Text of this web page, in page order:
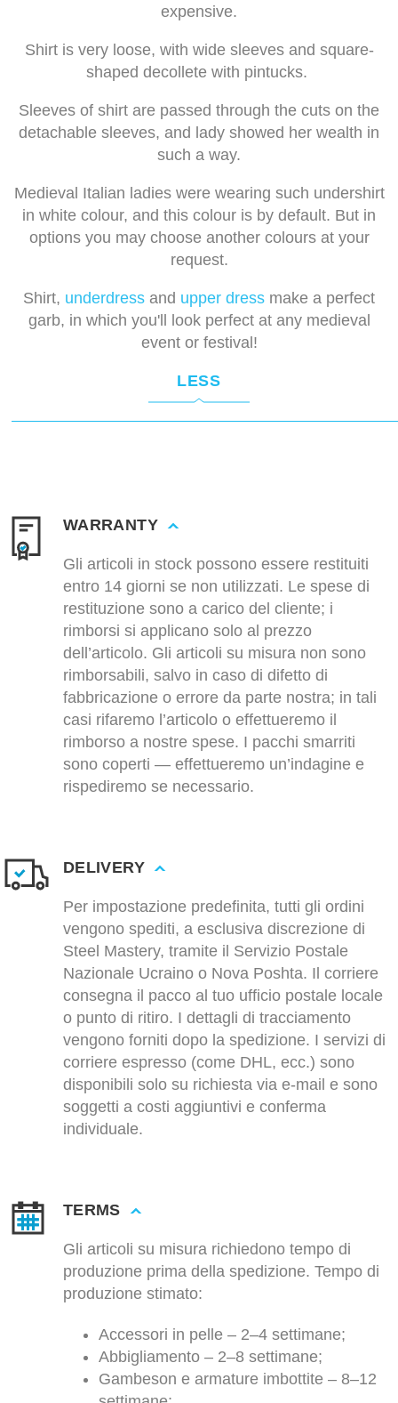
expensive.
Shirt is very loose, with wide sleeves and square-
shaped decollete with pintucks.
Sleeves of shirt are passed through the cuts on the
detachable sleeves, and lady showed her wealth in
such a way.
Medieval Italian ladies were wearing such undershirt
in white colour, and this colour is by default. But in
options you may choose another colours at your
request.
Shirt, underdress and upper dress make a perfect
garb, in which you'll look perfect at any medieval
event or festival!
LESS
WARRANTY
Gli articoli in stock possono essere restituiti
entro 14 giorni se non utilizzati. Le spese di
restituzione sono a carico del cliente; i
rimborsi si applicano solo al prezzo
dell’articolo. Gli articoli su misura non sono
rimborsabili, salvo in caso di difetto di
fabbricazione o errore da parte nostra; in tali
casi rifaremo l’articolo o effettueremo il
rimborso a nostre spese. I pacchi smarriti
sono coperti — effettueremo un’indagine e
rispediremo se necessario.
DELIVERY
Per impostazione predefinita, tutti gli ordini
vengono spediti, a esclusiva discrezione di
Steel Mastery, tramite il Servizio Postale
Nazionale Ucraino o Nova Poshta. Il corriere
consegna il pacco al tuo ufficio postale locale
o punto di ritiro. I dettagli di tracciamento
vengono forniti dopo la spedizione. I servizi di
corriere espresso (come DHL, ecc.) sono
disponibili solo su richiesta via e-mail e sono
soggetti a costi aggiuntivi e conferma
individuale.
TERMS
Gli articoli su misura richiedono tempo di
produzione prima della spedizione. Tempo di
produzione stimato:
Accessori in pelle – 2–4 settimane;
Abbigliamento – 2–8 settimane;
Gambeson e armature imbottite – 8–12